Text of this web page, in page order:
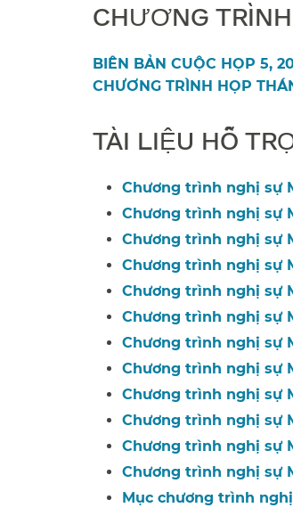
CHƯƠNG
BIÊN BẢN CUỘC HỌP 5,
CHƯƠNG TRÌNH HỌP
TÀI LIỆU HỖ
Chương trình nghị sự
Chương trình nghị sự
Chương trình nghị sự
Chương trình nghị sự
Chương trình nghị sự
Chương trình nghị sự
Chương trình nghị sự
Chương trình nghị sự
Chương trình nghị sự
Chương trình nghị sự
Chương trình nghị sự
Chương trình nghị sự
Mục chương trình